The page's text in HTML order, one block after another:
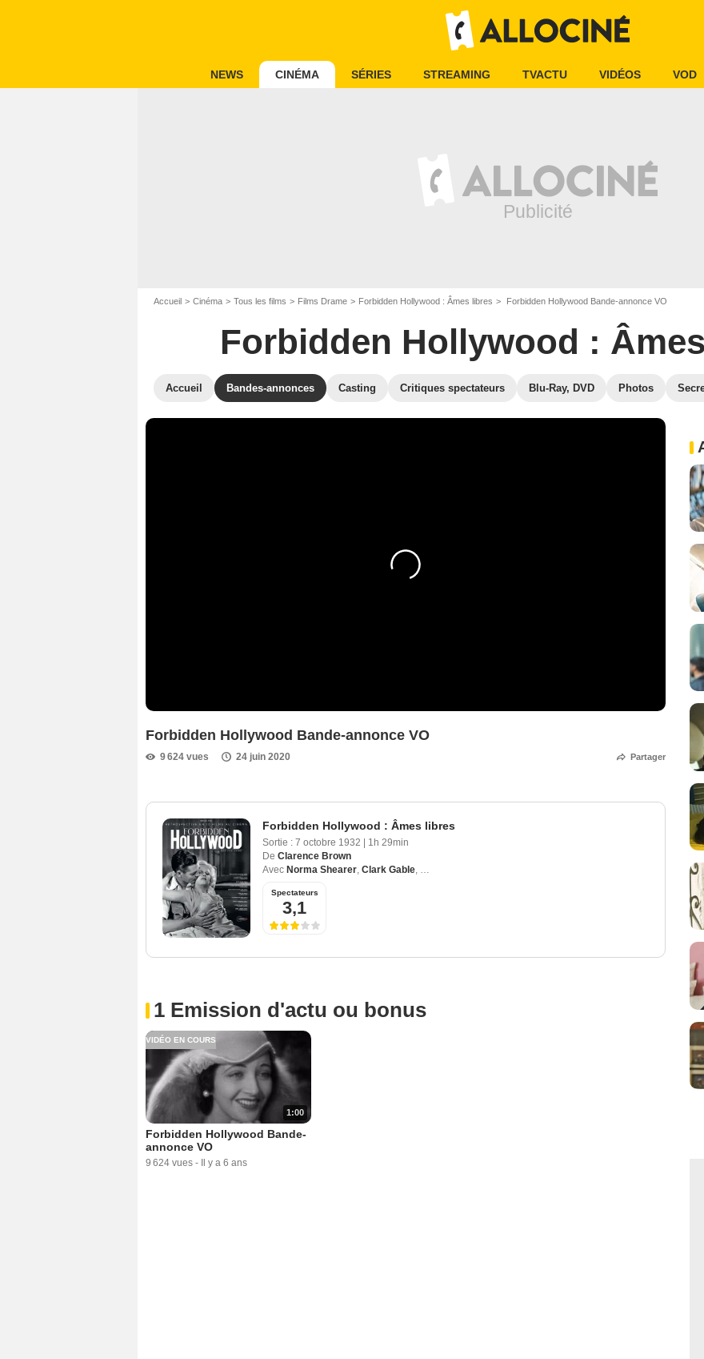
NEWS CINÉMA SÉRIES STREAMING TVACTU VIDÉOS VOD
Accueil Cinéma Tous les films Films Drame Forbidden Hollywood : Âmes libres Forbidden Hollywood Bande-annonce VO
Forbidden Hollywood :
Accueil Bandes-annonces Casting Critiques spectateurs Blu-Ray, DVD Photos
Forbidden Hollywood Bande-annonce VO
9 624 vues 24 juin 2020 Partager
Forbidden Hollywood : Âmes libres
Sortie : 7 octobre 1932
1h 29min
De Clarence Brown
Avec Norma Shearer, Clark Gable, Lionel Barrymore
Spectateurs
3,1
1 Emission d'actu ou bonus
1:00
VIDÉO EN COURS
Forbidden Hollywood Bande-
annonce VO
9 624 vues - Il y a 6 ans